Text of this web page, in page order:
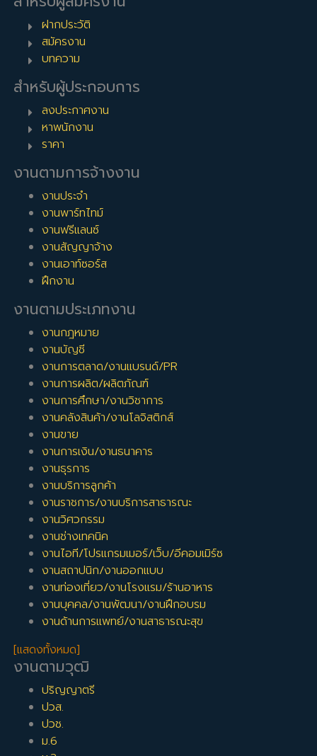
จนถึงการบอกต่อของลูกค้าปัจจุบัน ในบางครั้งเซลล์ก็จะ
มีเทคนิคการขายที่แตกต่างกันไปตามเฉพาะบุคคล รวมถึง
การโทรหากลุ่มลูกค้าใหม่ๆ หรือที่เรียกกันว่า Cold
Calling เพื่อทำความรู้จักกับลูกค้าใหม่ๆ และนัดหมายเพื่อ
นำเสนอสินค้าและบริการให้ ณ ออฟฟิศของลูกค้าหรือ
สถานที่ที่ลูกค้าสะดวก
พนักงานขายชิงรับ
ของลูกค้า ไม่ว่าจะเป็นทางโทรศัพท์ หรือการแชทผ่านทั้ง
แอพพลิเคชัน LINE, Facebook message หรือแชท
ผ่านระบบบนเว็บไซต์ พนักงานขายเชิงรับจะไม่ต้องออก
ไปหาลูกค้าเองเลย แต่จะให้ฝ่ายการตลาดขององค์กรเป็น
ผู้จัดทำแผนการตลาดเพื่อสื่อสารการตลาดกับลูกค้า และ
ลูกค้าจะเป็นผู้ติดต่อติดต่อเข้ามาเอง ผ่านทางเซลล์ ซึ่งก็
จะเสนอขายสินค้าและปิดการขายต่อไป
รายรับของเซลล์
รายรับของเซล์จะเข้ามาจากหลายทางด้วยกัน และจะแตกต่างกันตาม
โดยส่วนใหญ่แล้วจะอยู่ที่ประมาณ
ส่วนที่ได้มากเต็มเม็ดเต็มหน่วยจริงๆจะอยู่ที่ค่าคอมมิสชัน ซึ่งก็จะแตก
ต่างกันไปตามแต่ละบริษัท โดยส่วนใหญ่แล้วจะแบ่งออกเป็นสองส่วน
หลักๆคือ
1. ค่าคอมมิสชันเป็นเปอร์เซนต์
คือได้รับคอมมิสชันตามยอดขาดโดยตรงเลย โดยส่วนมากแล้วค่า
คอมมิสชันจะอยู่ที่ 1-3% ของยอดขาย แต่ก็จะแตกต่างกันไปตาม
สินค้าและบริการ ว่าขายยากขายง่ายขนาดไหน
2. ค่าคอมมิสชันแบบอินเทนซีพ
หรือการรับค่ายอดขายเป็นจำนวนเงินเลย ยกตัวอย่างจริงเช่น
พนักงานขายรถยนต์แบรนด์ญี่ปุ่นแห่งหนึ่ง จะได้รับค่าตอบแทนเป็น
เงิน 4000 บาทสำหรับการขายรถยนต์ 1 คัน เป็นต้นโดยส่วนมาก
แล้วพนักงานขายที่ประสบความสำเร็จจะมีรายได้โดยรวมจากทั้งเงิน
เดือนและค่าคอมมิสชันอยู่ที่ 30000 – 40000 บาทขึ้นไปต่อคน แต่
ถ้าหากเป็นพนักงานขายที่เทพมาก ก็อาจจะมีรายได้ในส่วนนี้เหยียบ
แสนบาทต่อเดือนเลยก็เป็นได้ แต่ก็ต้องใช้ทั้งประสบการณ์จากการ
ขายมาอย่างโชกโชน รวมถึงกึ๋นส่วนบุคคลที่สอนกันไม่ได้ จึงจะ
สามารถขึ้นไปถึงจุดนั้นได้
ทางจ๊อบเทพก็แนะนำว่า ให้ลองไปสัมภาษณ์งานขายกับหลายๆบริษัท
หากถูกใจบริษัทไหนคุณก็จะรู้ตัวเองทันทีในตอนนั้นเลยว่า บริษัทนี้เข้า
กับคุณหรือไม่
วุฒิขั้นต่ำที่สมัครงานขายได้
วฺฒิขั้นต่ำก็แล้วแต่บริษัทอีกเช่นกัน แต่ส่วนมากแล้วก็จะดูที่ผลงาน
มากกว่าวุฒิ แต่ก็จะรับขั้นต่ำที่วุฒิ ม.6 ขึ้นไป อาจจะมีข้อยกเว้นอยู่
เล็กน้อยว่าถ้าหากขายสินค้าที่ต้องใช้ความรู้ในระดับสูงเช่น รีเทลยา ก็
จะรับวุฒิ ปริญญาตรี เป็นอย่างน้อย
ฝากประวัติ
สมัครงาน
บทความ
สำหรับผู้ประกอบการ
ลงประกาศงาน
หาพนักงาน
ราคา
งานตามการจ้างงาน
งานประจำ
งานพาร์ทไทม์
งานฟรีแลนซ์
งานสัญญาจ้าง
งานเอาท์ซอร์ส
ฝึกงาน
งานตามประเภทงาน
งานกฎหมาย
งานบัญชี
งานการตลาด/งานแบรนด์/PR
งานการผลิต/ผลิตภัณฑ์
งานการศึกษา/งานวิชาการ
งานคลังสินค้า/งานโลจิสติกส์
งานขาย
งานการเงิน/งานธนาคาร
งานธุรการ
งานบริการลูกค้า
งานราชการ/งานบริการสาธารณะ
งานวิศวกรรม
งานช่างเทคนิค
งานไอที/โปรแกรมเมอร์/เว็บ/อีคอมเมิร์ซ
งานสถาปนิก/งานออกแบบ
งานท่องเที่ยว/งานโรงแรม/ร้านอาหาร
งานบุคคล/งานพัฒนา/งานฝึกอบรม
งานด้านการแพทย์/งานสาธารณะสุข
[แสดงทั้งหมด]
งานตามวุฒิ
ปริญญาตรี
ปวส.
ปวช.
ม.6